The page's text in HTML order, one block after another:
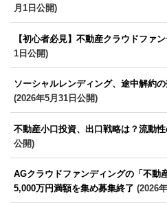
月1日公開)
【初心者必見】不動産クラウドファ
1日公開)
ソーシャルレンディング、途中解約
(2026年5月31日公開)
不動産小口投資、出口戦略は？流動
公開)
AGクラウドファンディングの「不動
5,000万円満額を集め募集終了 (2026